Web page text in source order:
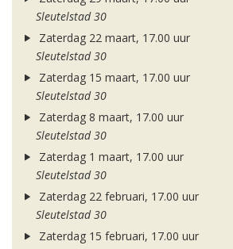
Sleutelstad 30
Zaterdag 22 maart, 17.00 uur
Sleutelstad 30
Zaterdag 15 maart, 17.00 uur
Sleutelstad 30
Zaterdag 8 maart, 17.00 uur
Sleutelstad 30
Zaterdag 1 maart, 17.00 uur
Sleutelstad 30
Zaterdag 22 februari, 17.00 uur
Sleutelstad 30
Zaterdag 15 februari, 17.00 uur